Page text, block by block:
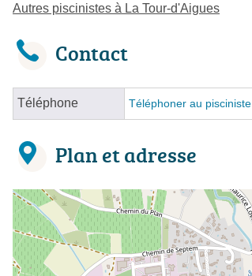
Autres piscinistes à La Tour-d'Aigues
Contact
Téléphone Téléphoner au pisciniste
Plan et adresse